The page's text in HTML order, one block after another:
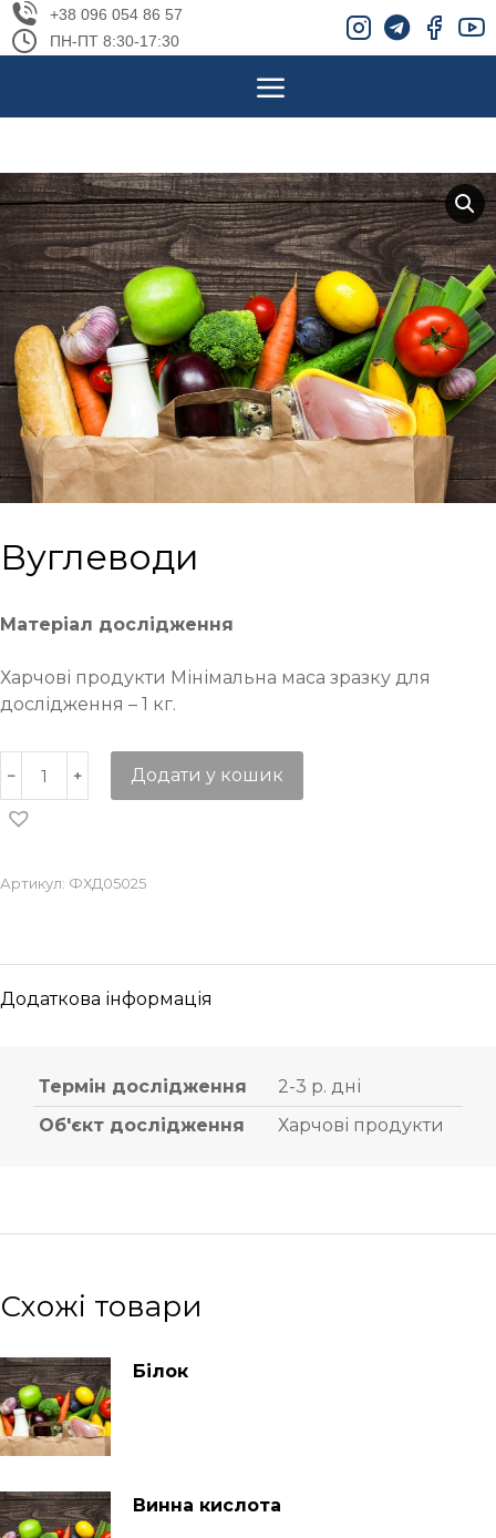
+38 096 054 86 57
ПН-ПТ 8:30-17:30
Вуглеводи
Матеріал дослідження
Харчові продукти Мінімальна маса зразку для
дослідження – 1 кг.
Додати у кошик
Артикул: ФХД05025
Додаткова інформація
Термін дослідження
2-3 р. дні
Об'єкт дослідження
Харчові продукти
Схожі товари
Білок
Винна кислота